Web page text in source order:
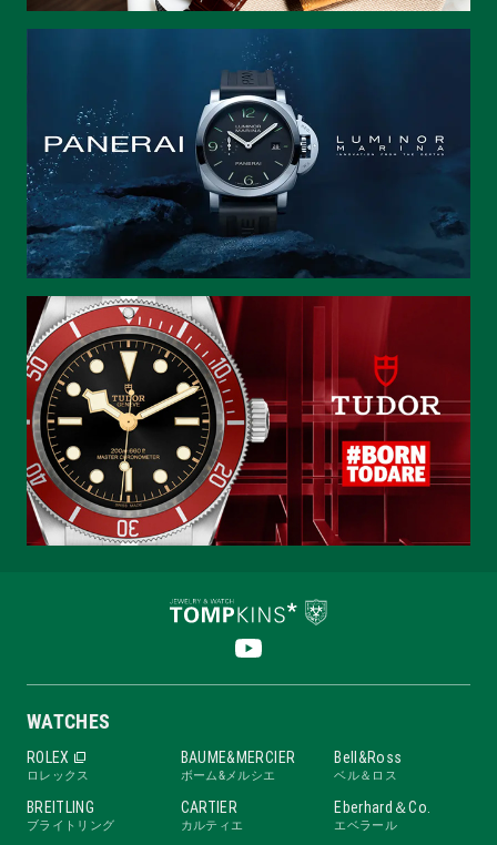
WATCHES
ROLEX
ロレックス
BAUME&MERCIER
ボーム&メルシエ
Bell&Ross
ベル＆ロス
BREITLING
ブライトリング
CARTIER
カルティエ
Eberhard＆Co.
エベラール